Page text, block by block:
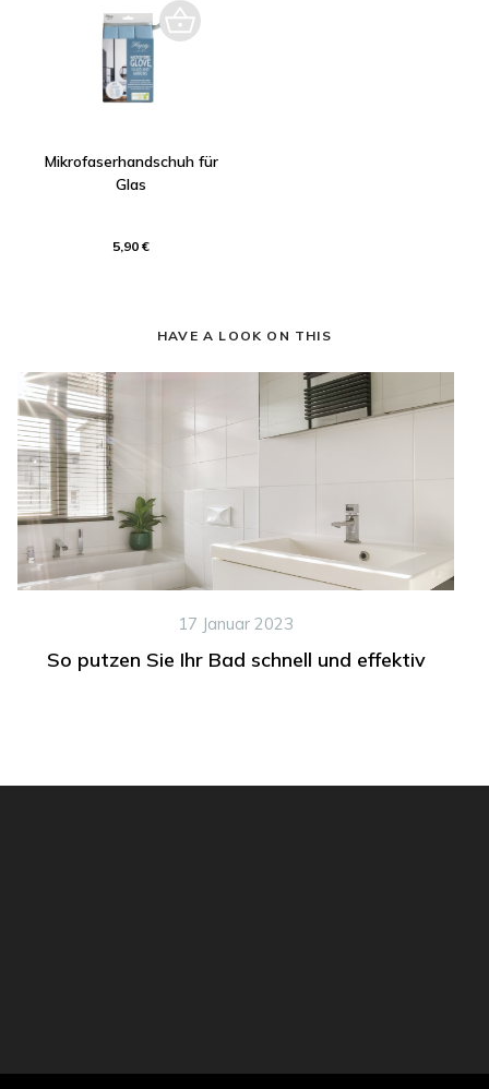
Mikrofaserhandschuh für
Glas
5,90 €
HAVE A LOOK ON THIS
17 Januar 2023
So putzen Sie Ihr Bad schnell und effektiv